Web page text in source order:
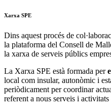
Xarxa SPE
Dins aquest procés de
la plataforma del Consell de
la xarxa de serveis públics
La Xarxa SPE està formada per
local com insular, autonòmic i
periòdicament per coordinar
referent a nous serveis i